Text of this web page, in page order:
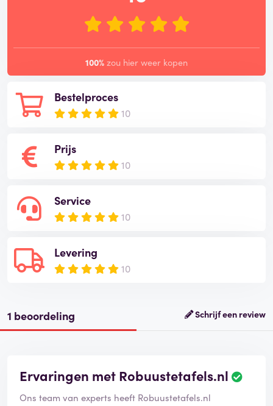
Bestelproces
10
Prijs
10
Service
10
Levering
10
100% zou hier weer kopen
1 beoordeling Schrijf een review
Ervaringen met Robuustetafels.nl
Ons team van experts heeft Robuustetafels.nl